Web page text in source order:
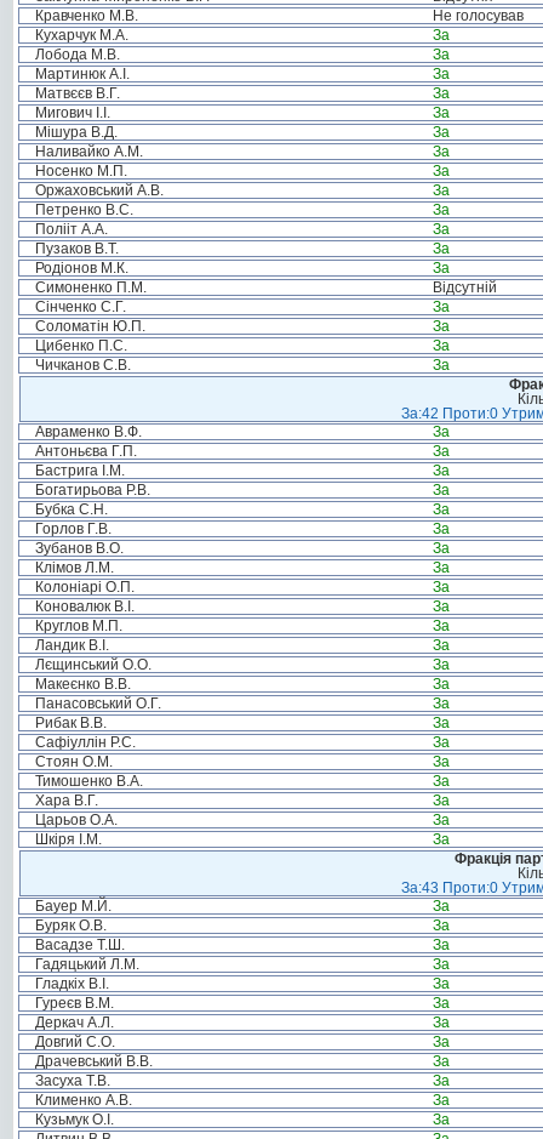
Кравченко М.В.
Не голосував
Кухарчук М.А.
За
Лобода М.В.
За
Мартинюк А.І.
За
Матвєєв В.Г.
За
Мигович І.І.
За
Мішура В.Д.
За
Наливайко А.М.
За
Носенко М.П.
За
Оржаховський А.В.
За
Петренко В.С.
За
Полііт А.А.
За
Пузаков В.Т.
За
Родіонов М.К.
За
Симоненко П.М.
Відсутній
Сінченко С.Г.
За
Соломатін Ю.П.
За
Цибенко П.С.
За
Чичканов С.В.
За
За:42 Проти:0
Авраменко В.Ф.
За
Антоньєва Г.П.
За
Бастрига І.М.
За
Богатирьова Р.В.
За
Бубка С.Н.
За
Горлов Г.В.
За
Зубанов В.О.
За
Клімов Л.М.
За
Колоніарі О.П.
За
Коновалюк В.І.
За
Круглов М.П.
За
Ландик В.І.
За
Лєщинський О.О.
За
Макеєнко В.В.
За
Панасовський О.Г.
За
Рибак В.В.
За
Сафіуллін Р.С.
За
Стоян О.М.
За
Тимошенко В.А.
За
Хара В.Г.
За
Царьов О.А.
За
Шкіря І.М.
За
Фракція
За:43 Проти:0
Бауер М.Й.
За
Буряк О.В.
За
Васадзе Т.Ш.
За
Гадяцький Л.М.
За
Гладкіх В.І.
За
Гуреєв В.М.
За
Деркач А.Л.
За
Довгий С.О.
За
Драчевський В.В.
За
Засуха Т.В.
За
Клименко А.В.
За
Кузьмук О.І.
За